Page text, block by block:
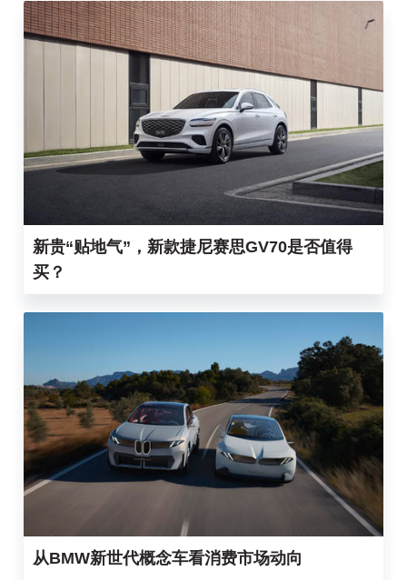
新贵“贴地气”，新款捷尼赛思GV70是否值得
买？
从BMW新世代概念车看消费市场动向